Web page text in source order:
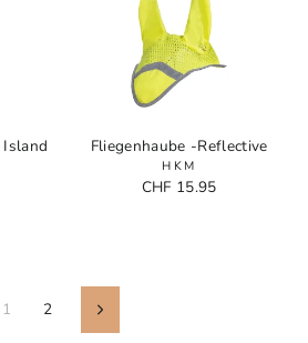
Fliegenhaube -Reflective
HKM
CHF 15.95
1 2 In
avanti